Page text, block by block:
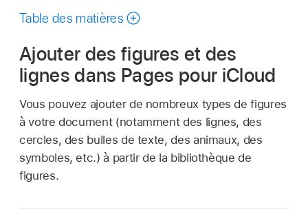
ce
Table des matières
Ajouter des figures et des
lignes dans Pages pour iCloud
Vous pouvez ajouter de nombreux types de figures
à votre document (notamment des lignes, des
cercles, des bulles de texte, des animaux, des
symboles, etc.) à partir de la bibliothèque de
figures.